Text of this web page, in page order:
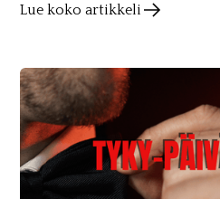
Lue koko artikkeli